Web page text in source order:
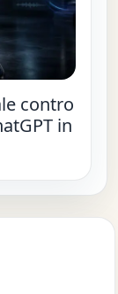
contro
in